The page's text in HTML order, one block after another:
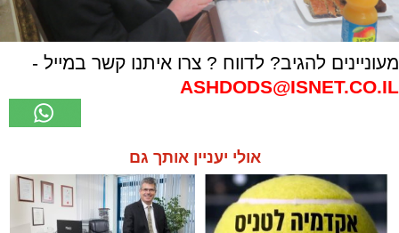
מעוניינים להגיב? לדווח ? צרו איתנו קשר במייל -
ASHDODS@ISNET.CO.IL
אולי יעניין אותך גם